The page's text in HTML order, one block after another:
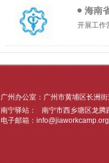
海南
开展工作
广州办公室：广州市黄埔区长洲
南宁驿站： 南宁市西乡塘区龙
电子邮箱： info@jiaworkcamp.org